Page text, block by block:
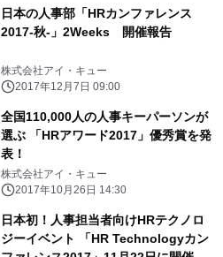
日本の人事部「HRカンファレンス
2017-秋-」2Weeks 開催報告
株式会社アイ・キュー
2017年12月7日 09:00
全国110,000人の人事キーパーソンが
選ぶ 「HRアワード2017」優秀賞を発
表！
株式会社アイ・キュー
2017年10月26日 14:30
日本初！人事担当者向けHRテクノロ
ジーイベント 「HR Technologyカン